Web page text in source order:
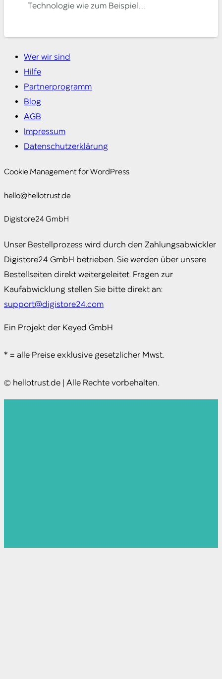
Technologie wie zum Beispiel…
Wer wir sind
Hilfe
Partnerprogramm
Blog
AGB
Impressum
Datenschutzerklärung
Cookie Management for WordPress
hello@hellotrust.de
Digistore24 GmbH
Unser Bestellprozess wird durch den Zahlungsabwickler
Digistore24 GmbH betrieben. Sie werden über unsere
Bestellseiten direkt weitergeleitet. Fragen zur
Kaufabwicklung stellen Sie bitte direkt an:
support@digistore24.com
Ein Projekt der Keyed GmbH
* = alle Preise exklusive gesetzlicher Mwst.
© hellotrust.de | Alle Rechte vorbehalten.